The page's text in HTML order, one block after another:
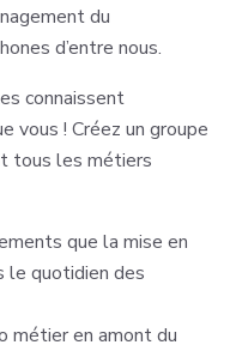
du
d’entre nous.
connaissent
vous ! Créez un groupe
tous les métiers
que la mise en
le quotidien des
métier en amont du